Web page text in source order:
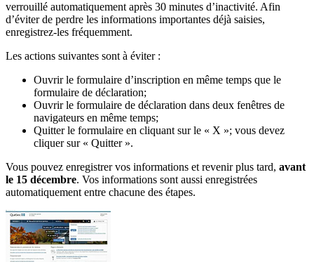
verrouillé automatiquement après 30 minutes d’inactivité. Afin
d’éviter de perdre les informations importantes déjà saisies,
enregistrez-les fréquemment.
Les actions suivantes sont à éviter :
Ouvrir le formulaire d’inscription en même temps que le
formulaire de déclaration;
Ouvrir le formulaire de déclaration dans deux fenêtres de
navigateurs en même temps;
Quitter le formulaire en cliquant sur le « X »; vous devez
cliquer sur « Quitter ».
Vous pouvez enregistrer vos informations et revenir plus tard, avant
le 15 décembre. Vos informations sont aussi enregistrées
automatiquement entre chacune des étapes.